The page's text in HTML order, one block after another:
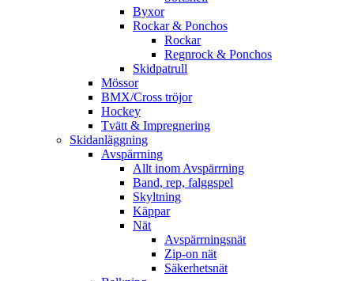
Byxor
Rockar & Ponchos
Rockar
Regnrock & Ponchos
Skidpatrull
Mössor
BMX/Cross tröjor
Hockey
Tvätt & Impregnering
Skidanläggning
Avspärrning
Allt inom Avspärrning
Band, rep, falggspel
Skyltning
Käppar
Nät
Avspärrningsnät
Zip-on nät
Säkerhetsnät